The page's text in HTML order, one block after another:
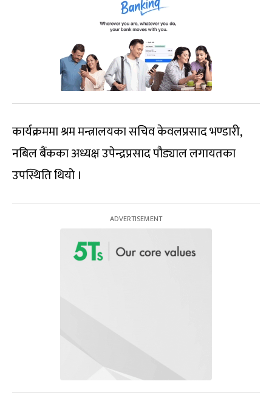
कार्यक्रममा श्रम मन्त्रालयका सचिव केवलप्रसाद भण्डारी,
नबिल बैंकका अध्यक्ष उपेन्द्रप्रसाद पौड्याल लगायतका
उपस्थिति थियो ।